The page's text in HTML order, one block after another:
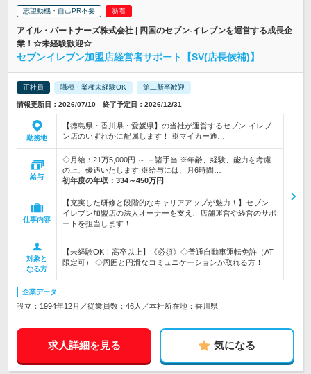
志望動機・自己PR不要
アイル・パートナーズ株式会社 | 四国のセブン-イレブンを運営する成長企
業！☆未経験歓迎☆
セブンイレブン加盟店経営者サポート【SV(店長候補)】
正社員 職種・業種未経験OK 第二新卒歓迎
情報更新日：2026/07/10 終了予定日：2026/12/31
勤務地
【徳島県・香川県・愛媛県】の当社が運営するセブン-イレブ
ン店のいずれかに配属します！ ※マイカー通…
給与
◇月給：21万5,000円 ～ ＋諸手当 ※年齢、経験、能力を考慮
の上、優遇いたします ※給与には、月6時間…
初年度の年収： 334～450万円
仕事内容
【充実した研修と段階的なキャリアアップが魅力！】セブン-
イレブン加盟店の法人オーナーを支え、店舗運営や経営のサポ
ートを担当します！
対象と
なる方
【未経験OK！高卒以上】《必須》◇普通自動車運転免許（AT
限定可） ◇周囲と円滑なコミュニケーションが取れる方！
企業データ
設立：1994年12月／従業員数：46人／本社所在地：香川県
求人詳細を見る 気になる